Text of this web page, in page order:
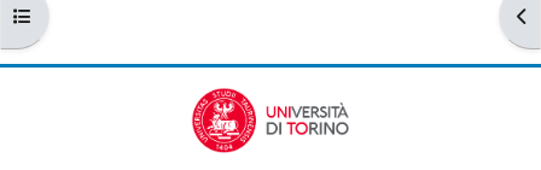
Apri indice del corso